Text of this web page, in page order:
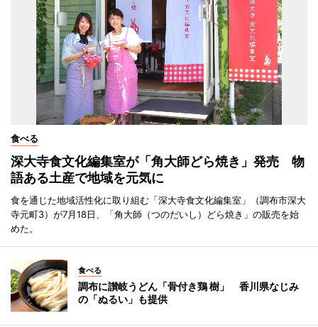
食べる
深大寺食文化編集室が「角大師どら焼き」発売 物
語ある土産で地域を元気に
食を通じた地域活性化に取り組む「深大寺食文化編集室」（調布市深大
寺元町3）が7月18日、「角大師（つのだいし）どら焼き」の販売を始
めた。
食べる
調布に讃岐うどん「骨付き鶏 樹」 香川県なじみ
の「ぬるい」も提供